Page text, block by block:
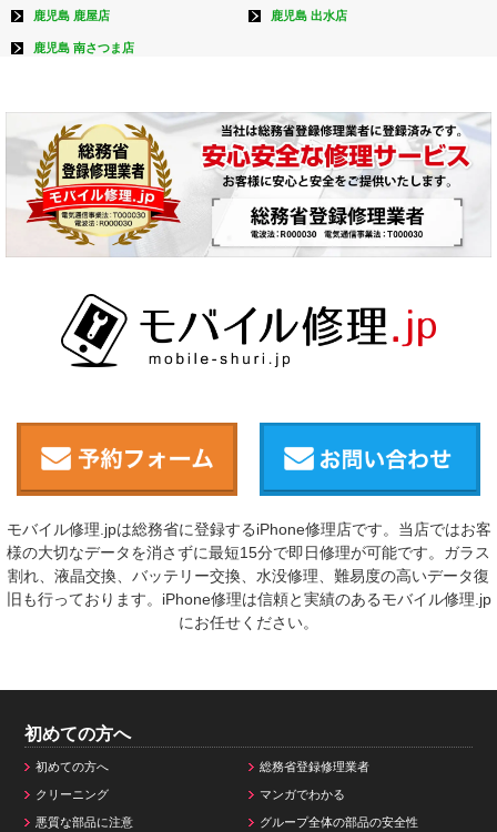
鹿児島 鹿屋店 鹿児島 出水店
鹿児島 南さつま店
モバイル修理.jpは総務省に登録するiPhone修理店です。当店ではお客
様の大切なデータを消さずに最短15分で即日修理が可能です。ガラス
割れ、液晶交換、バッテリー交換、水没修理、難易度の高いデータ復
旧も行っております。iPhone修理は信頼と実績のあるモバイル修理.jp
にお任せください。
初めての方へ
初めての方へ 総務省登録修理業者
クリーニング マンガでわかる
悪質な部品に注意 グループ全体の部品の安全性